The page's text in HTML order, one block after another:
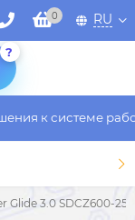
0 RU
?
к системе
Glide 3.0 SDCZ600-